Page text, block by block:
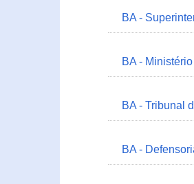
BA -
BA -
BA - Tribunal
BA -